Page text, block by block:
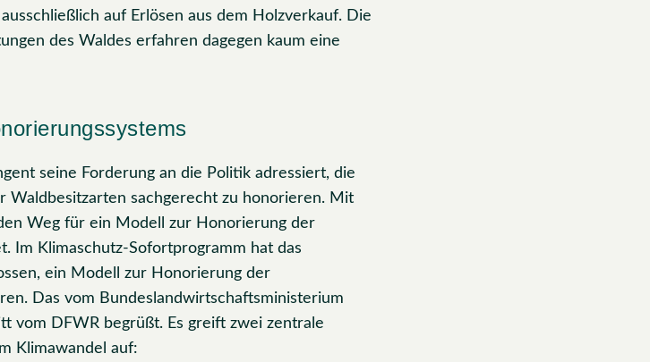
auf Erlösen aus dem Holzverkauf. Die
des Waldes erfahren dagegen kaum eine
seine Forderung an die Politik adressiert, die
Waldbesitzarten sachgerecht zu honorieren. Mit
Weg für ein Modell zur Honorierung der
Im Klimaschutz-Sofortprogramm hat das
ein Modell zur Honorierung der
Das vom Bundeslandwirtschaftsministerium
vom DFWR begrüßt. Es greift zwei zentrale
Klimawandel auf: